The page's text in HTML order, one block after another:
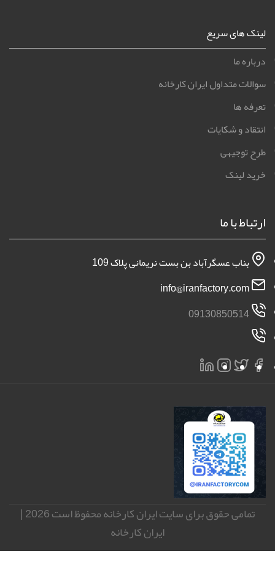
لینک های سریع
درباره ما
سوالات متداول ایران کارخانه
تعرفه ها
انتقاد و شکایات
طرح توجیهی
خرید لینک
ارتباط با ما
بناب عسگرآباد بن بست نریمانی پلاک 109
09130850514
تمامی حقوق برای سایت ایران کارخانه محفوظ است 2026 |
ایران کارخانه